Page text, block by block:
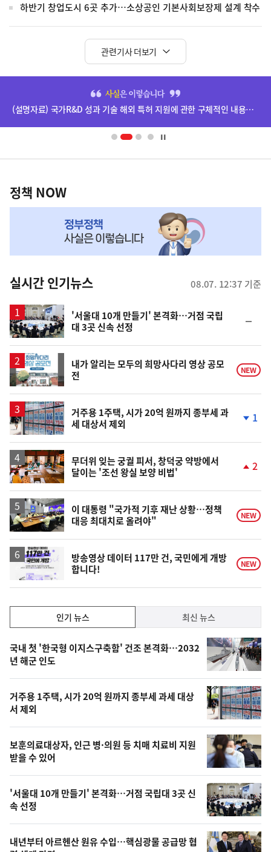
하반기 창업도시 6곳 추가…소상공인 기본사회보장제 설계 착수
관련기사 더보기
배
영
(설명자료) 국가R&D 성과 기술 해외 특허 지원에 관한 구체적인 내용은 확정되지 않았습니다.
책
NOW,
뉴
스
정책 NOW
실시간 인기뉴스 08.07. 12:37 기준
'서울대 10개 만들기' 본격화…거점 국립
대 3곳 신속 선정
일
내가 알리는 모두의 희망사다리 영상 공모
전
NEW
거주용 1주택, 시가 20억 원까지 종부세 과
세 대상서 제외
1
무더위 잊는 궁궐 피서, 창덕궁 약방에서
달이는 '조선 왕실 보양 비법'
승
2
이 대통령 "국가적 기후 재난 상황…정책
대응 최대치로 올려야"
NEW
방송영상 데이터 117만 건, 국민에게 개방
합니다!
NEW
기,
최
신,
오
늘
의
영
상
오
늘
의
인기 뉴스 최신 뉴스
기
뉴
스
국내 첫 '한국형 이지스구축함' 건조 본격화…2032
년 해군 인도
거주용 1주택, 시가 20억 원까지 종부세 과세 대상
서 제외
보훈의료대상자, 인근 병·의원 등 치매 치료비 지원
받을 수 있어
'서울대 10개 만들기' 본격화…거점 국립대 3곳 신
속 선정
내년부터 아르헨산 원유 수입…핵심광물 공급망 협